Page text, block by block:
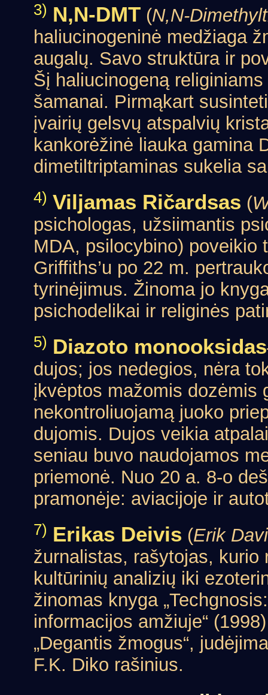
3) N,N-DMT(N,N-
haliucinogeninė medžiaga
augalų. Savo struktūra ir
Šį haliucinogeną
šamanai. Pirmąkart
įvairių gelsvų atspalvių
kankorėžinė liauka gamina
dimetiltriptaminas sukelia
4) Viljamas Ričardsas (
psichologas, užsiimantis
MDA, psilocybino) poveikio
Griffiths’u po 22 m.
tyrinėjimus. Žinoma jo
psichodelikai ir religinės
5) Diazoto monooksidas
dujos; jos nedegios, nėra
įkvėptos mažomis dozėmis
nekontroliuojamą juoko
dujomis. Dujos veikia
seniau buvo naudojamos
priemonė. Nuo 20 a. 8-o
pramonėje: aviacijoje ir
7) Erikas Deivis (Erik
žurnalistas, rašytojas, kurio
kultūrinių analizių iki
žinomas knyga
informacijos amžiuje“
„Degantis žmogus“,
F.K. Diko rašinius.